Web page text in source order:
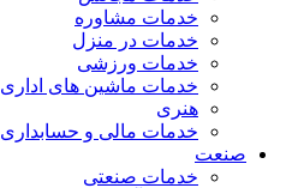
خدمات مشاوره
خدمات در منزل
خدمات ورزشی
خدمات ماشین های اداری
هنری
خدمات مالی و حسابداری
صنعت
خدمات صنعتی